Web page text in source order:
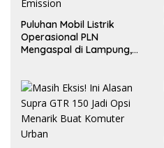
Puluhan Mobil Listrik
Operasional PLN
Mengaspal di Lampung,